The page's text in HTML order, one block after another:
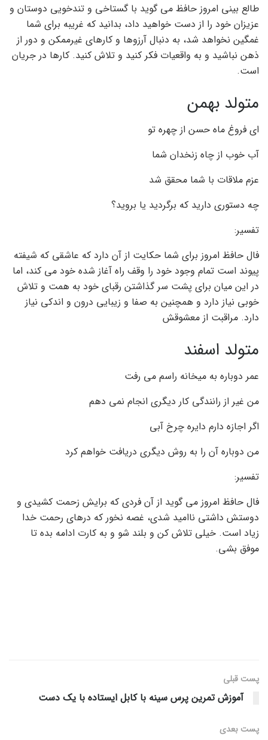
طالع بینی امروز حافظ می گوید با گستاخی و تندخویی دوستان و
عزیزان خود را از دست خواهید داد، بدانید که غریبه برای شما
غمگین نخواهد شد، به دنبال آرزوها و کارهای غیرممکن و دور از
ذهن نباشید و به واقعیات فکر کنید و تلاش کنید. کارها در جریان
است.
متولد بهمن
ای فروغ ماه حسن از چهره تو
آب خوب از چاه زنخدان شما
عزم ملاقات با شما محقق شد
چه دستوری دارید که برگردید یا بروید؟
تفسیر:
فال حافظ امروز برای شما حکایت از آن دارد که عاشقی که شیفته
پیوند است تمام وجود خود را وقف راه آغاز شده خود می کند، اما
در این میان برای پشت سر گذاشتن رقبای خود به همت و تلاش
خوبی نیاز دارد و همچنین به صفا و زیبایی درون و اندکی نیاز
دارد. مراقبت از معشوقش
متولد اسفند
عمر دوباره به میخانه راسم می رفت
من غیر از رانندگی کار دیگری انجام نمی دهم
اگر اجازه دارم دایره چرخ آبی
من دوباره آن را به روش دیگری دریافت خواهم کرد
تفسیر:
فال حافظ امروز می گوید از آن فردی که برایش زحمت کشیدی و
دوستش داشتی ناامید شدی، غصه نخور که درهای رحمت خدا
زیاد است. خیلی تلاش کن و بلند شو و به کارت ادامه بده تا
موفق بشی.
پست قبلی
آموزش تمرین پرس سینه با کابل ایستاده با یک دست
پست‌ بعدی